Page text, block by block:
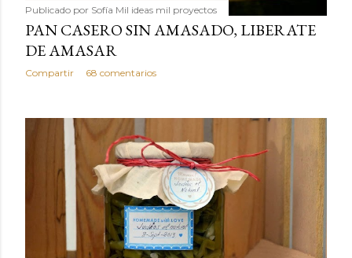
Publicado por Sofía Mil ideas mil proyectos
PAN CASERO SIN AMASADO, LIBERATE
DE AMASAR
Compartir 68 comentarios